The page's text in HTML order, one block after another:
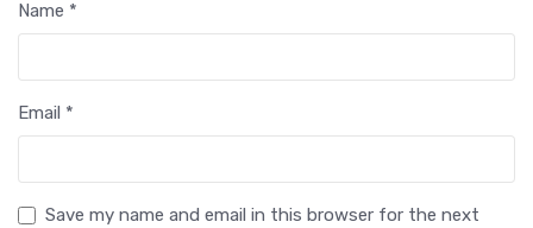
Name *
Email *
Save my name and email in this browser for the next